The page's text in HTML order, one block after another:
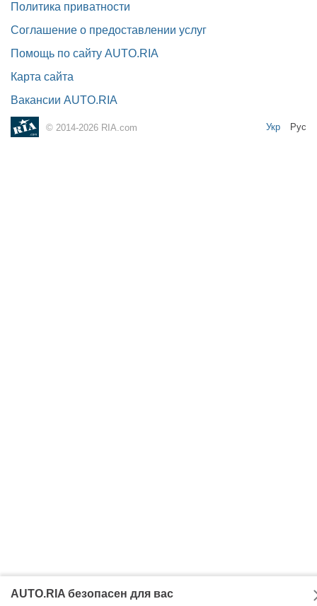
Политика приватности
Соглашение о предоставлении услуг
Помощь по сайту AUTO.RIA
Карта сайта
Вакансии AUTO.RIA
© 2014-2026 RIA.com Укр Рус
AUTO.RIA безопасен для вас